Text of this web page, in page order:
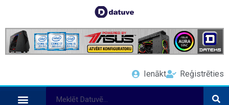
Ienākt Reģistrēties